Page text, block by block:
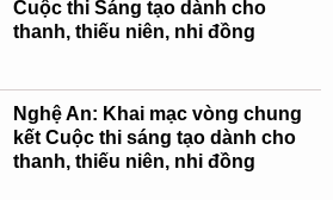
Cuộc thi Sáng tạo dành cho
thanh, thiếu niên, nhi đồng
Nghệ An: Khai mạc vòng chung
kết Cuộc thi sáng tạo dành cho
thanh, thiếu niên, nhi đồng